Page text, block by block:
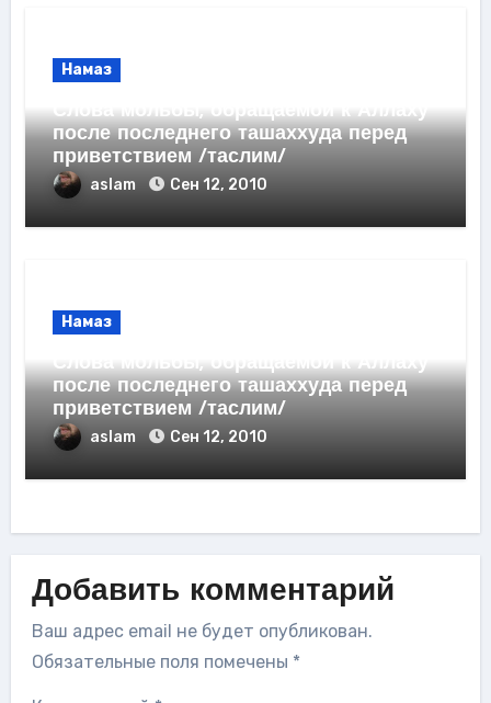
Намаз
Слова мольбы, обращаемой к Аллаху
после последнего ташаххуда перед
приветствием /таслим/
aslam Сен 12, 2010
Намаз
Слова мольбы, обращаемой к Аллаху
после последнего ташаххуда перед
приветствием /таслим/
aslam Сен 12, 2010
Добавить комментарий
Ваш адрес email не будет опубликован.
Обязательные поля помечены *